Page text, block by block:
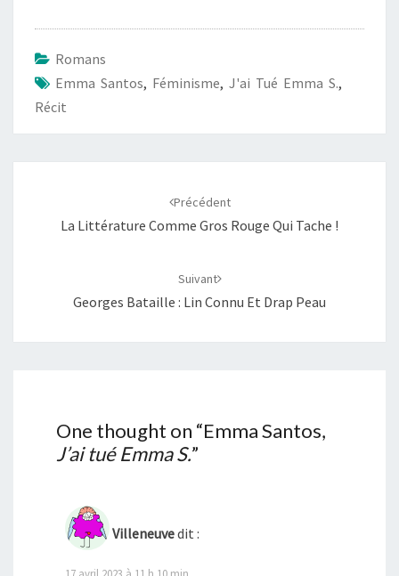
o
o
k
p
n
e
Romans
Emma Santos, Féminisme, J'ai Tué Emma S.,
Récit
Précédent
La Littérature Comme Gros Rouge Qui Tache !
Suivant
Georges Bataille : Lin Connu Et Drap Peau
One thought on “Emma Santos,
J’ai tué Emma S.”
Villeneuvedit :